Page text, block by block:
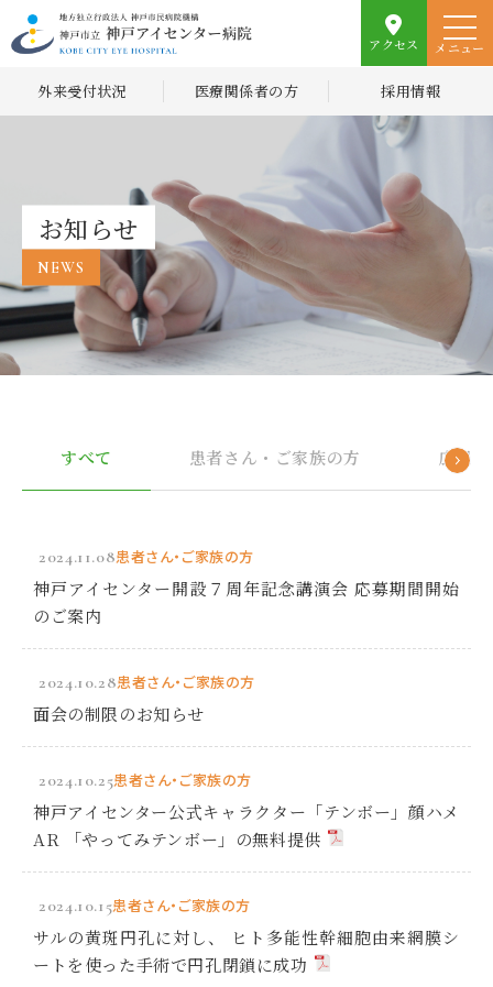
アクセス メニュー
外来受付状況 医療関係者の方 採用情報
お知らせ
NEWS
すべて 患者さん・ご家族の方 広報誌
2024.11.08患者さん・ご家族の方
神戸アイセンター開設７周年記念講演会 応募期間開始
のご案内
2024.10.28患者さん・ご家族の方
面会の制限のお知らせ
2024.10.25患者さん・ご家族の方
神戸アイセンター公式キャラクター「テンボー」顔ハメ
AR 「やってみテンボー」の無料提供
2024.10.15患者さん・ご家族の方
サルの黄斑円孔に対し、 ヒト多能性幹細胞由来網膜シ
ートを使った手術で円孔閉鎖に成功